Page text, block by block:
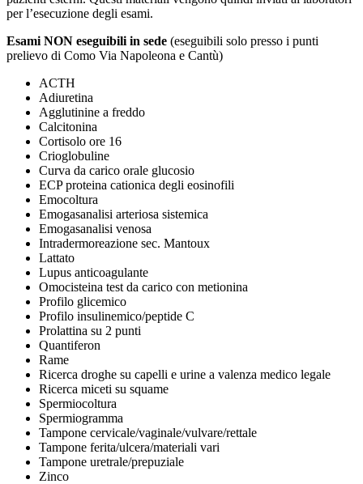
per l’esecuzione degli esami.
Esami NON eseguibili in sede (eseguibili solo presso i punti
prelievo di Como Via Napoleona e Cantù)
ACTH
Adiuretina
Agglutinine a freddo
Calcitonina
Cortisolo ore 16
Crioglobuline
Curva da carico orale glucosio
ECP proteina cationica degli eosinofili
Emocoltura
Emogasanalisi arteriosa sistemica
Emogasanalisi venosa
Intradermoreazione sec. Mantoux
Lattato
Lupus anticoagulante
Omocisteina test da carico con metionina
Profilo glicemico
Profilo insulinemico/peptide C
Prolattina su 2 punti
Quantiferon
Rame
Ricerca droghe su capelli e urine a valenza medico legale
Ricerca miceti su squame
Spermiocoltura
Spermiogramma
Tampone cervicale/vaginale/vulvare/rettale
Tampone ferita/ulcera/materiali vari
Tampone uretrale/prepuziale
Zinco